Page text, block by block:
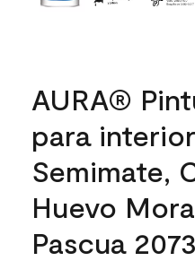
AURA®
para
Semimate,
Huevo
Pascua